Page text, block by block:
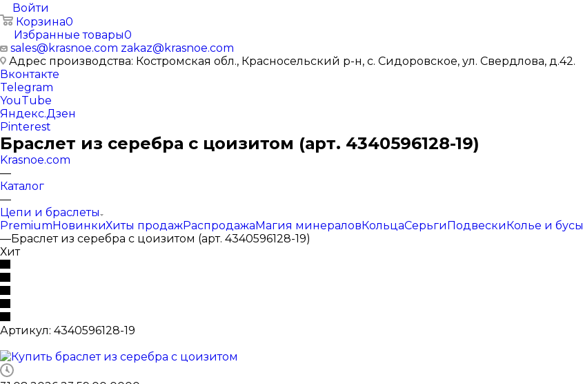
Войти
Корзина0
Избранные товары0
sales@krasnoe.com zakaz@krasnoe.com
Адрес производства: Костромская обл., Красносельский р-н, с. Сидоровское, ул. Свердлова, д.42.
Вконтакте
Telegram
YouTube
Яндекс.Дзен
Pinterest
Браслет из серебра с цоизитом (арт. 4340596128-19)
Krasnoe.com
—
Каталог
—
Цепи и браслеты
PremiumНовинкиХиты продажРаспродажаМагия минераловКольцаСерьгиПодвескиКолье и бусы
—Браслет из серебра с цоизитом (арт. 4340596128-19)
Хит
Артикул: 4340596128-19